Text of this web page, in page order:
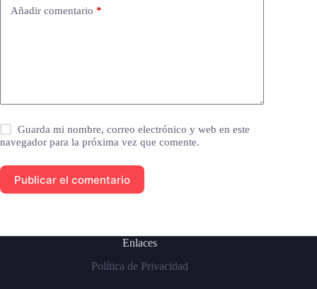
Añadir comentario *
Guarda mi nombre, correo electrónico y web en este
navegador para la próxima vez que comente.
Publicar el comentario
Enlaces
Política de Privacidad